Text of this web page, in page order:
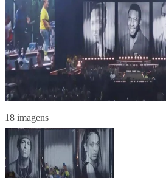
18 imagens